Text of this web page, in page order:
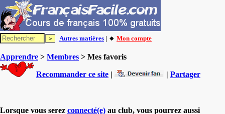
Autres matières | 🔸 Mon compte
Apprendre > Membres > Mes favoris
Recommander ce site | | Partager
Lorsque vous serez connecté(e) au club, vous pourrez aussi